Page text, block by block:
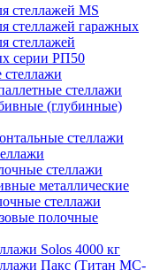
стеллажей MS
стеллажей гаражных
стеллажей
серии РП50
стеллажи
стеллажи
(глубинные)
стеллажи
стеллажи
металлические
стеллажи
полочные
Solos 4000 кг
Пакс (Титан МС-